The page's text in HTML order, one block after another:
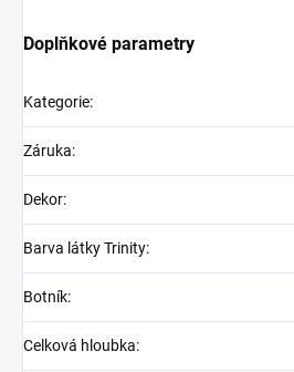
Doplňkové parametry
Kategorie:
Záruka:
Dekor:
Barva látky Trinity:
Botník:
Celková hloubka: